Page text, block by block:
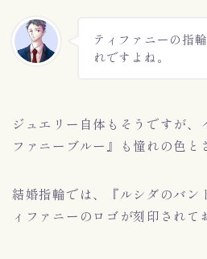
ティファニーの指
れですよね。
ジュエリー自体もそうですが、
ファニーブルー』も憧れの色と
結婚指輪では、『ルシダのバン
ィファニーのロゴが刻印されて